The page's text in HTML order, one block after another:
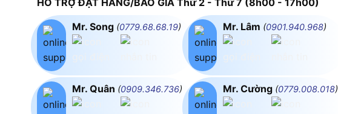
Mr. Song (0779.68.68.19)
Mr. Quân (0909.346.736)
Mr. Lâm (0901.940.968)
Mr. Cường (0779.008.018)